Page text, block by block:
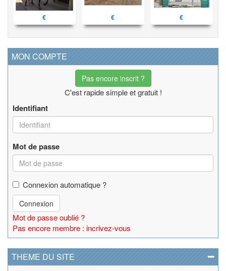
€ € €
MON COMPTE
Pas encore inscrit ?
C'est rapide simple et gratuit !
Identifiant
Mot de passe
Connexion automatique ?
Connexion
Mot de passe oublié ?
Pas encore membre : incrivez-vous
THEME DU SITE